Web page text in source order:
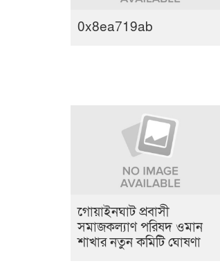
0x8ea719ab
‎গোয়াইনঘাট প্রবাসী
সমাজকল্যাণ পরিষদ ওমান
শাখার নতুন কমিটি ঘোষণা